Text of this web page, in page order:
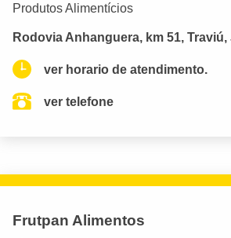
Produtos Alimentícios
Rodovia Anhanguera, km 51, Traviú,
ver horario de atendimento.
ver telefone
Frutpan Alimentos